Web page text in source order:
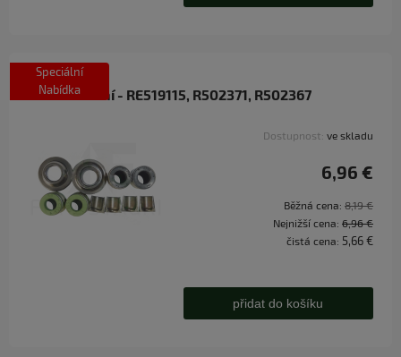
Sada těsnění - RE519115, R502371, R502367
Dostupnost: ve skladu
6,96 €
Běžná cena: 8,19 €
Nejnižší cena: 6,96 €
čistá cena: 5,66 €
přidat do košíku
Speciální
Nabídka